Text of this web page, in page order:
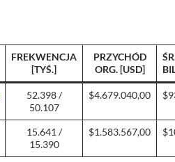
FREKWENCJA
[TYŚ.]
PRZYCHÓD
ORG. [USD]
52.398 /
50.107
$4.679.040,00
15.641 /
15.390
$1.583.567,00